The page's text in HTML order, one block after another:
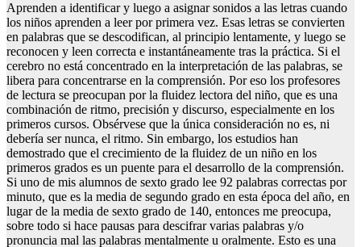
Aprenden a identificar y luego a asignar sonidos a las letras cuando
los niños aprenden a leer por primera vez. Esas letras se convierten
en palabras que se descodifican, al principio lentamente, y luego se
reconocen y leen correcta e instantáneamente tras la práctica. Si el
cerebro no está concentrado en la interpretación de las palabras, se
libera para concentrarse en la comprensión. Por eso los profesores
de lectura se preocupan por la fluidez lectora del niño, que es una
combinación de ritmo, precisión y discurso, especialmente en los
primeros cursos. Obsérvese que la única consideración no es, ni
debería ser nunca, el ritmo. Sin embargo, los estudios han
demostrado que el crecimiento de la fluidez de un niño en los
primeros grados es un puente para el desarrollo de la comprensión.
Si uno de mis alumnos de sexto grado lee 92 palabras correctas por
minuto, que es la media de segundo grado en esta época del año, en
lugar de la media de sexto grado de 140, entonces me preocupa,
sobre todo si hace pausas para descifrar varias palabras y/o
pronuncia mal las palabras mentalmente u oralmente. Esto es una